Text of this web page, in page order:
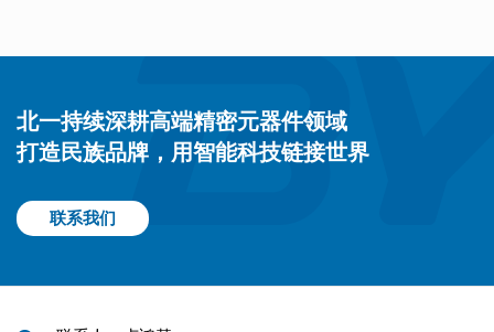
北一持续深耕高端精密元器件领域
打造民族品牌，用智能科技链接世界
联系我们